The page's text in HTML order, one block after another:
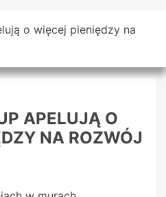
o więcej pieniędzy na
APELUJĄ O
NA ROZWÓJ